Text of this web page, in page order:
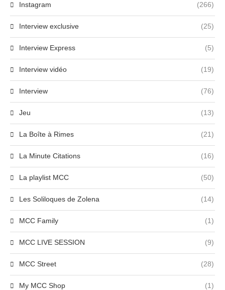
Instagram (266)
Interview exclusive (25)
Interview Express (5)
Interview vidéo (19)
Interview (76)
Jeu (13)
La Boîte à Rimes (21)
La Minute Citations (16)
La playlist MCC (50)
Les Soliloques de Zolena (14)
MCC Family (1)
MCC LIVE SESSION (9)
MCC Street (28)
My MCC Shop (1)